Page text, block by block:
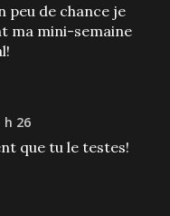
peu de chance je
ma mini-semaine
h 26
que tu le testes!